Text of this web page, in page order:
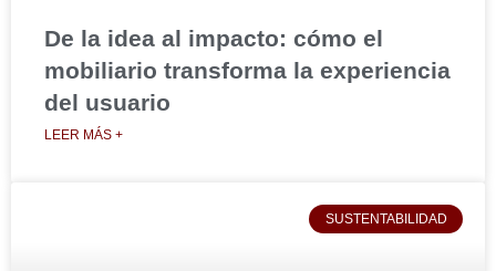
De la idea al impacto: cómo el
mobiliario transforma la experiencia
del usuario
LEER MÁS +
SUSTENTABILIDAD